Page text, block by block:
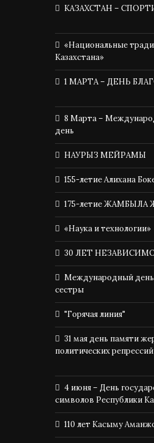
КАЗАХСТАН –
«Национальные
Казахстана»
1 МАРТА – ДЕНЬ
8 Марта –
день
НАУРЫЗ МЕЙРАМЫ
155-летие Алихана
175-летие ЖАМБЫЛА
«Наука и технологии»
30 ЛЕТ
Международный
сестры
"Горячая линия"
31 мая день памяти
политических
4 июня – День
символов Республики
110 лет Касыму